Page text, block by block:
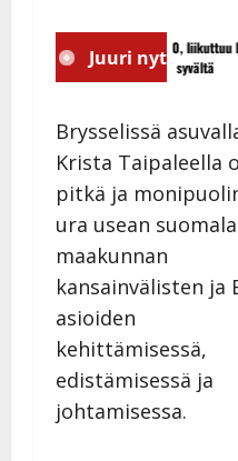
Juuri nyt
Hallikainen, 50, liikuttuu
laulu koskettaa syvältä
Brysselissä
Krista Taipaleella
pitkä ja
ura usean
maakunnan
kansainvälisten ja
asioiden
kehittämisessä,
edistämisessä ja
johtamisessa.